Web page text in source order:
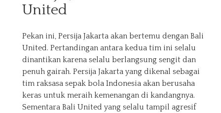
United
Pekan ini, Persija Jakarta akan bertemu dengan Bali
United. Pertandingan antara kedua tim ini selalu
dinantikan karena selalu berlangsung sengit dan
penuh gairah. Persija Jakarta yang dikenal sebagai
tim raksasa sepak bola Indonesia akan berusaha
keras untuk meraih kemenangan di kandangnya.
Sementara Bali United yang selalu tampil agresif